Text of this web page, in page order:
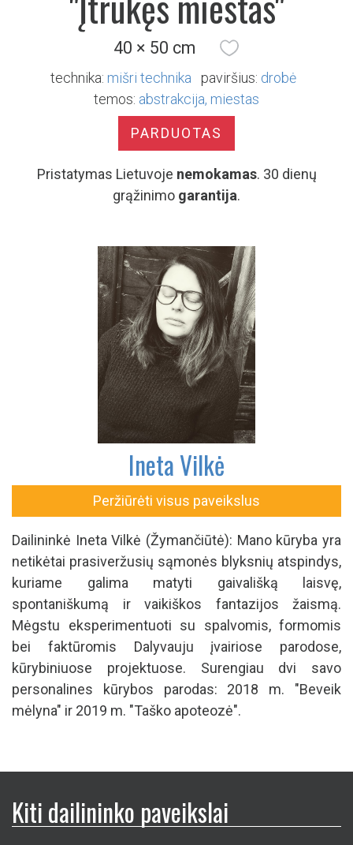
40 × 50 cm
technika: mišri technika paviršius: drobė
temos: abstrakcija miestas
PARDUOTAS
Pristatymas Lietuvoje nemokamas. 30 dienų
grąžinimo garantija.
Ineta Vilkė
Peržiūrėti visus paveikslus
Dailininkė Ineta Vilkė (Žymančiūtė): Mano kūryba yra
netikėtai prasiveržusių sąmonės blyksnių atspindys,
kuriame galima matyti gaivališką laisvę,
spontaniškumą ir vaikiškos fantazijos žaismą.
Mėgstu eksperimentuoti su spalvomis, formomis
bei faktūromis Dalyvauju įvairiose parodose,
kūrybiniuose projektuose. Surengiau dvi savo
personalines kūrybos parodas: 2018 m. "Beveik
mėlyna" ir 2019 m. "Taško apoteozė".
Kiti dailininko paveikslai